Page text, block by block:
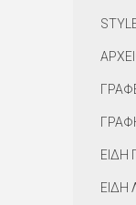
ΕΙΔΗ
ΕΙΔΗ